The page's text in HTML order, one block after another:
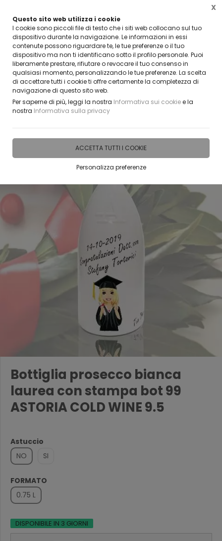
Questo sito web utilizza i cookie
I cookie sono piccoli file di testo che i siti web collocano sul tuo
dispositivo durante la navigazione. Le informazioni in essi
contenute possono riguardare te, le tue preferenze o il tuo
dispositivo ma non ti identificano sotto il profilo personale. Puoi
liberamente prestare, rifiutare o revocare il tuo consenso in
qualsiasi momento, personalizzando le tue preferenze. La scelta
di accettare tutti i cookie ti offre certamente la completezza di
navigazione di questo sito web.
Per saperne di più, leggi la nostra Informativa sui cookiee la
nostra Informativa sulla privacy
ACCETTA TUTTI I COOKIE
Personalizza preferenze
X
DIVENTARE UN NOSTRO RIVENDITORE?
CONTATTACI
Home IDEE E REGALI PERSONALIZZABILI BOTTIGLIE VETRO PERSONALIZZATE
Bottiglia prosecco bianca
laurea con stampa bot 99
ASTORIA COLD WINE 9.5
Astuccio
NO
SI
FORMATO
0.75 L
DISPONIBILE IN 3 GIORNI